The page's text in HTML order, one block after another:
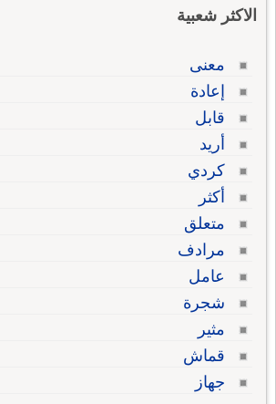
الاكثر شعبية
معنى
إعادة
قابل
أريد
كردي
أكثر
متعلق
مرادف
عامل
شجرة
مثير
قماش
جهاز